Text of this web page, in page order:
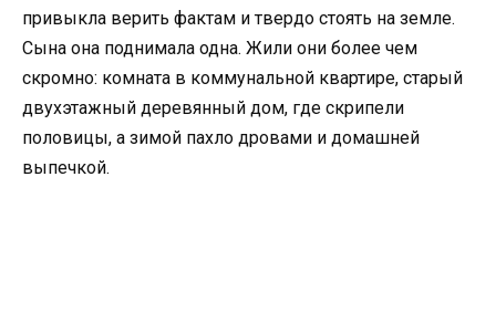
привыкла верить фактам и твердо стоять на земле.
Сына она поднимала одна. Жили они более чем
скромно: комната в коммунальной квартире, старый
двухэтажный деревянный дом, где скрипели
половицы, а зимой пахло дровами и домашней
выпечкой.